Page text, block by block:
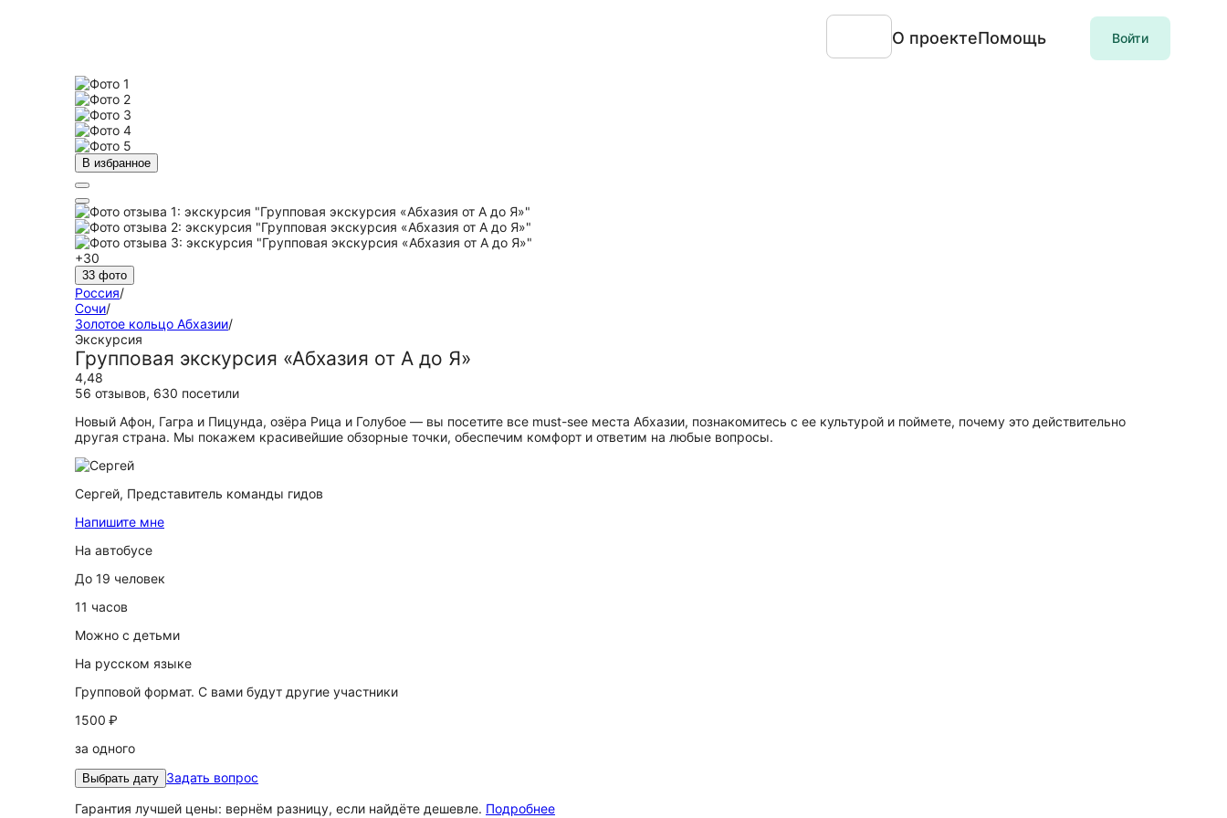
О проектеПомощь Войти
В избранное
+30
33 фото
Россия/
Сочи/
Золотое кольцо Абхазии/
Экскурсия
Групповая экскурсия «Абхазия от А до Я»
4,48
56 отзывов, 630 посетили
Новый Афон, Гагра и Пицунда, озёра Рица и Голубое — вы посетите все must-see места Абхазии, познакомитесь с ее культурой и поймете, почему это действительно
другая страна. Мы покажем красивейшие обзорные точки, обеспечим комфорт и ответим на любые вопросы.
Сергей, Представитель команды гидов
Напишите мне
На автобусе
До 19 человек
11 часов
Можно с детьми
На русском языке
Групповой формат. С вами будут другие участники
1500 ₽
за одного
Выбрать дату Задать вопрос
Гарантия лучшей цены: вернём разницу, если найдёте дешевле. Подробнее